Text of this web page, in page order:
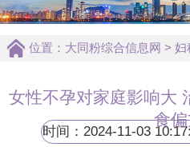
位置： 大同粉综合信息网 > 妇
女性不孕对家庭影响大
食
时间：2024-11-03